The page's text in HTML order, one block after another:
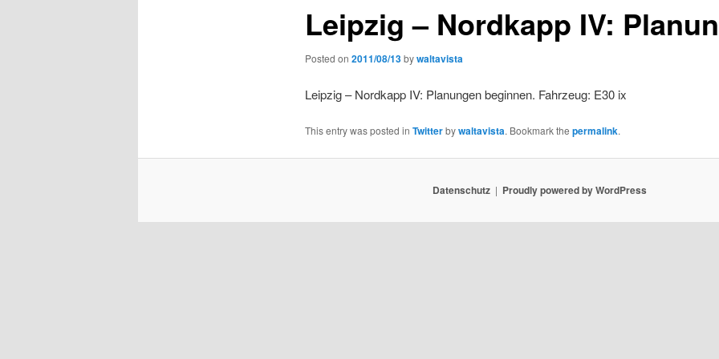
Leipzig – Nordkapp IV:
Posted on 2011/08/13bywaltavista
Leipzig – Nordkapp IV: Planungen beginnen. Fahrzeug: E30 ix
This entry was posted in Twitterbywaltavista. Bookmark the permalink.
Datenschutz Proudly powered by WordPress